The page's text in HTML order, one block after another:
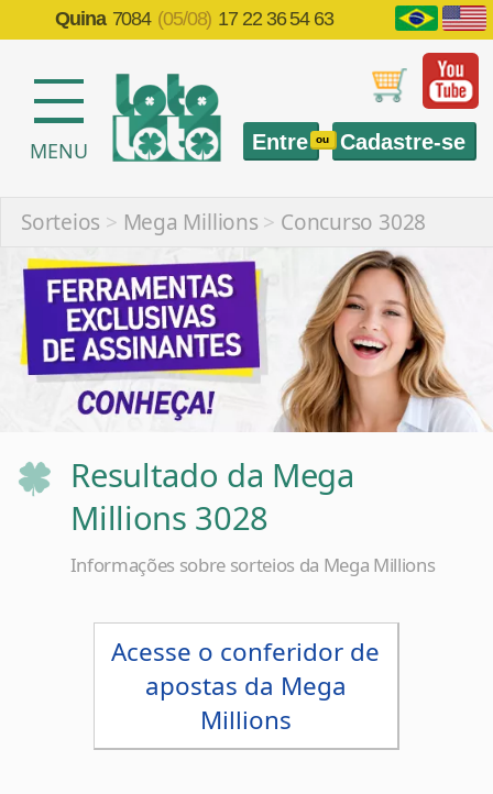
Quina 7084 (05/08) 17 22 36 54 63
Entre ou Cadastre-se
Resultado da Mega
Millions 3028
Informações sobre sorteios da Mega Millions
Acesse o conferidor de
Millions
Mega Millions